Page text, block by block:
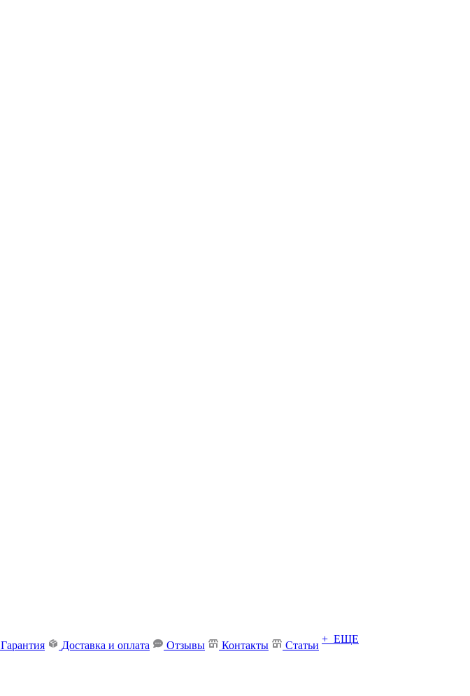
Гарантия Доставка и оплата Отзывы Контакты Статьи
+ ЕЩЕ